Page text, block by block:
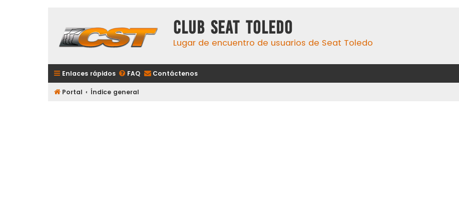
Club Seat Toledo
Lugar de encuentro de usuarios de Seat Toledo
Enlaces rápidos FAQ Contáctenos
Portal Índice general